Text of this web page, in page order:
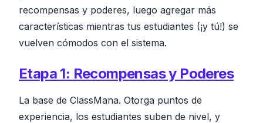
recompensas y poderes, luego agregar más
características mientras tus estudiantes (¡y tú!) se
vuelven cómodos con el sistema.
Etapa 1: Recompensas y Poderes
La base de ClassMana. Otorga puntos de
experiencia, los estudiantes suben de nivel, y